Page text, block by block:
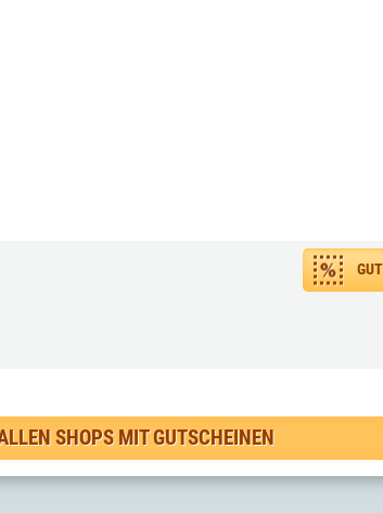
SHOPS MIT GUTSCHEINEN